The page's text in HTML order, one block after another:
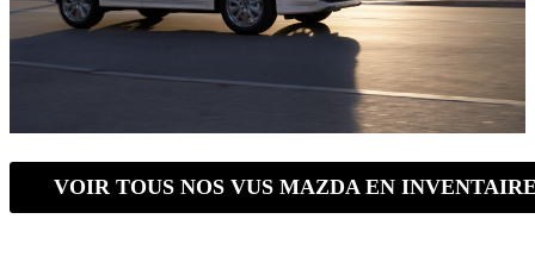
VOIR TOUS NOS VUS MAZDA EN